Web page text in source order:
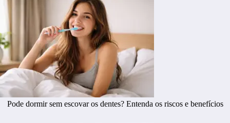
Pode dormir sem escovar os dentes? Entenda os riscos e benefícios